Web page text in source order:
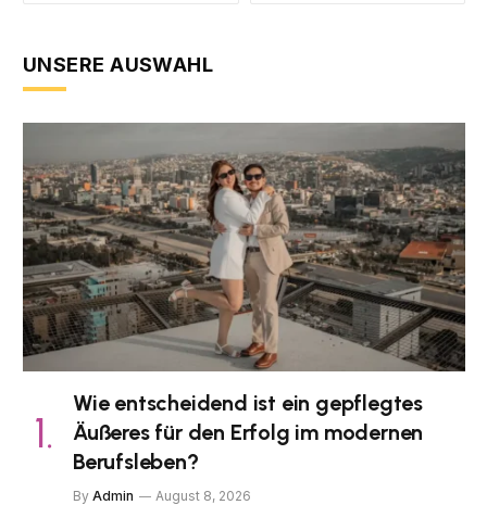
UNSERE AUSWAHL
Wie entscheidend ist ein gepflegtes
Äußeres für den Erfolg im modernen
Berufsleben?
By Admin August 8, 2026